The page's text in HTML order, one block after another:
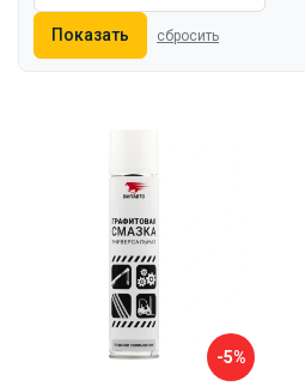
Показать сбросить
-5%